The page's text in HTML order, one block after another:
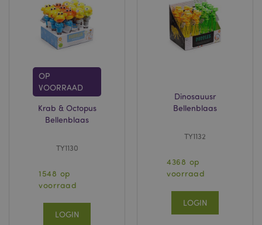
OP
VOORRAAD
Krab & Octopus
Bellenblaas
TY1130
1548 op
voorraad
LOGIN
Dinosauusr
Bellenblaas
TY1132
4368 op
voorraad
LOGIN